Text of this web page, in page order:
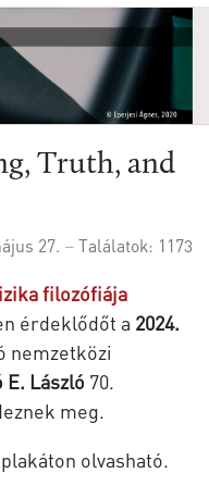
Truth, and
27. Találatok: 1173
filozófiája
érdeklődőt a 2024.
nemzetközi
E. László 70.
meg.
olvasható.